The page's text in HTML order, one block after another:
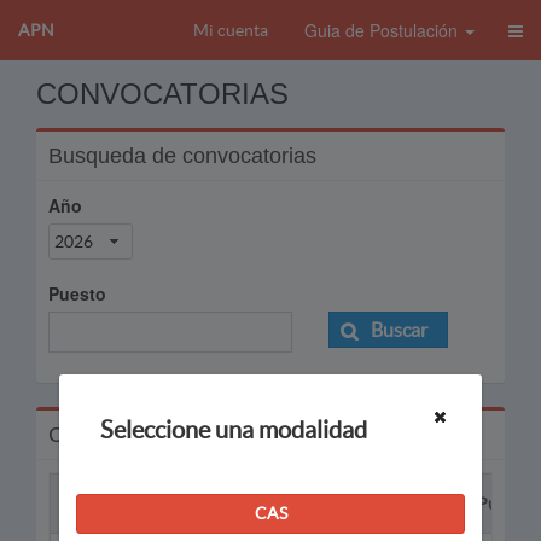
APN Mi cuenta Guia de Postulación
CONVOCATORIAS
Busqueda de convocatorias
Año
2026
Puesto
Buscar
Convocatorias
Puesto
Seleccione una modalidad
CAS